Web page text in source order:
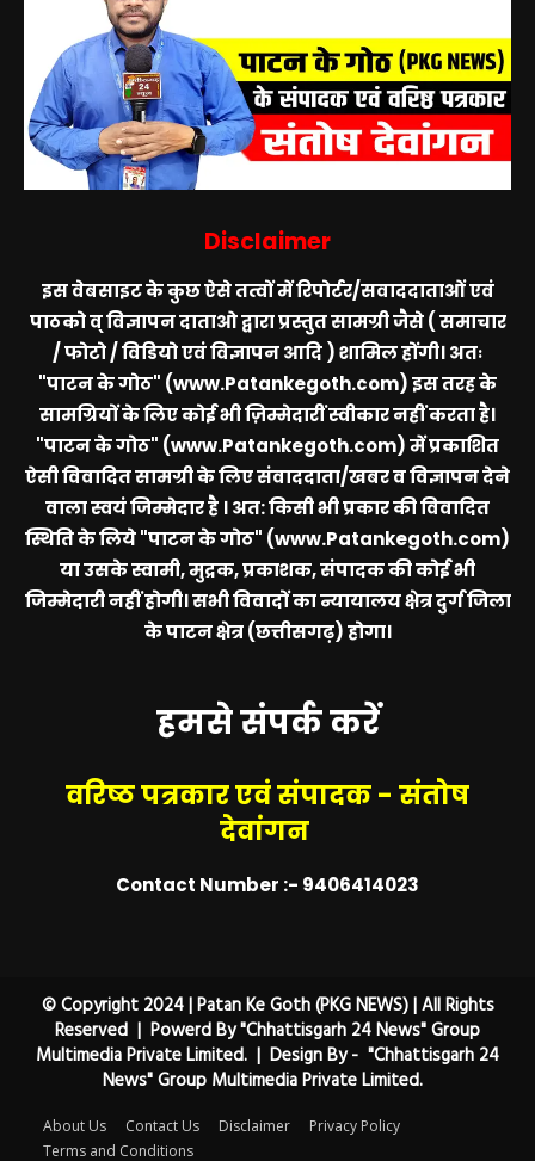
Disclaimer
इस वेबसाइट के कुछ ऐसे तत्वों में रिपोर्टर/सवाददाताओं एवं
पाठको व् विज्ञापन दाताओ द्वारा प्रस्तुत सामग्री जैसे ( समाचार
/ फोटो / विडियो एवं विज्ञापन आदि ) शामिल होंगी। अतः
"पाटन के गोठ" (www.Patankegoth.com)इस तरह के
सामग्रियों के लिए कोई भी ज़िम्मेदारीं स्वीकार नहीं करता है।
"पाटन के गोठ" (www.Patankegoth.com)में प्रकाशित
ऐसी विवादित सामग्री के लिए संवाददाता/खबर व विज्ञापन देने
वाला स्वयं जिम्मेदार है । अत: किसी भी प्रकार की विवादित
स्थिति के लिये"पाटन के गोठ" (www.Patankegoth.com)
या उसके स्वामी, मुद्रक, प्रकाशक, संपादक की कोई भी
जिम्मेदारी नहीं होगी। सभी विवादों का न्यायालय क्षेत्र दुर्ग जिला
के पाटन क्षेत्र (छत्तीसगढ़) होगा।
हमसे संपर्क करें
वरिष्ठ पत्रकार एवं संपादक - संतोष
देवांगन
Contact Number :- 9406414023
© Copyright 2024 | Patan Ke Goth (PKG NEWS) | All Rights
Reserved | Powerd By "Chhattisgarh 24 News" Group
Multimedia Private Limited. | Design By - "Chhattisgarh 24
News" Group Multimedia Private Limited.
About Us Contact Us Disclaimer
Privacy Policy
Terms and Conditions